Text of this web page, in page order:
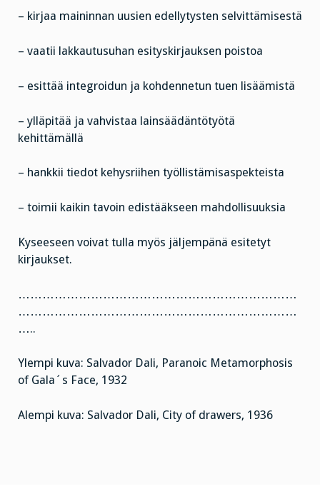
– kirjaa maininnan uusien edellytysten selvittämisestä
– vaatii lakkautusuhan esityskirjauksen poistoa
– esittää integroidun ja kohdennetun tuen lisäämistä
– ylläpitää ja vahvistaa lainsäädäntötyötä
kehittämällä
– hankkii tiedot kehysriihen työllistämisaspekteista
– toimii kaikin tavoin edistääkseen mahdollisuuksia
Kyseeseen voivat tulla myös jäljempänä esitetyt
kirjaukset.
……………………………………………………………
……………………………………………………………
…..
Ylempi kuva: Salvador Dali, Paranoic Metamorphosis
of Gala´s Face, 1932
Alempi kuva: Salvador Dali, City of drawers, 1936